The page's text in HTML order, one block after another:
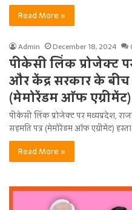
Read More »
Admin December 18, 2024
पीकेसी लिंक प्रोजेक्ट
और केंद्र सरकार के
(मेमोरेंडम ऑफ एग्रीमेंट)
पीकेसी लिंक प्रोजेक्ट पर मध्यप्रदेश,
सहमति पत्र (मेमोरेंडम ऑफ एग्रीमेंट)
Read More »